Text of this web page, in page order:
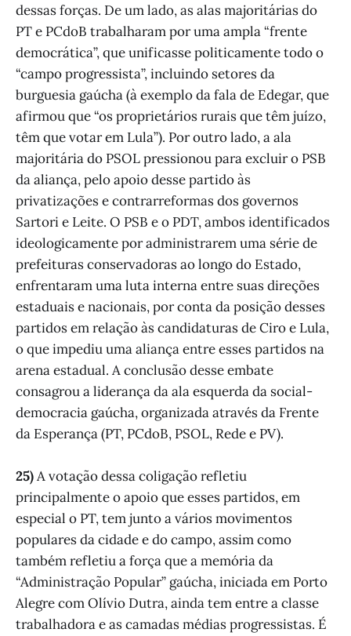
dessas forças. De um lado, as alas majoritárias do
PT e PCdoB trabalharam por uma ampla “frente
democrática”, que unificasse politicamente todo o
“campo progressista”, incluindo setores da
burguesia gaúcha (à exemplo da fala de Edegar, que
afirmou que “os proprietários rurais que têm juízo,
têm que votar em Lula”). Por outro lado, a ala
majoritária do PSOL pressionou para excluir o PSB
da aliança, pelo apoio desse partido às
privatizações e contrarreformas dos governos
Sartori e Leite. O PSB e o PDT, ambos identificados
ideologicamente por administrarem uma série de
prefeituras conservadoras ao longo do Estado,
enfrentaram uma luta interna entre suas direções
estaduais e nacionais, por conta da posição desses
partidos em relação às candidaturas de Ciro e Lula,
o que impediu uma aliança entre esses partidos na
arena estadual. A conclusão desse embate
consagrou a liderança da ala esquerda da social-
democracia gaúcha, organizada através da Frente
da Esperança (PT, PCdoB, PSOL, Rede e PV).
25)A votação dessa coligação refletiu
principalmente o apoio que esses partidos, em
especial o PT, tem junto a vários movimentos
populares da cidade e do campo, assim como
também refletiu a força que a memória da
“Administração Popular” gaúcha, iniciada em Porto
Alegre com Olívio Dutra, ainda tem entre a classe
trabalhadora e as camadas médias progressistas. É